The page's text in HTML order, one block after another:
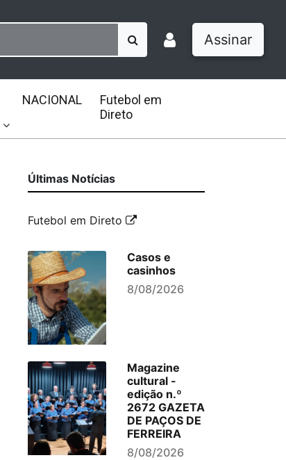
Assinar
NACIONAL
Futebol em
Direto
Últimas Notícias
Futebol em Direto
Casos e
casinhos
8/08/2026
Magazine
cultural -
edição n.º
2672 GAZETA
DE PAÇOS DE
FERREIRA
8/08/2026